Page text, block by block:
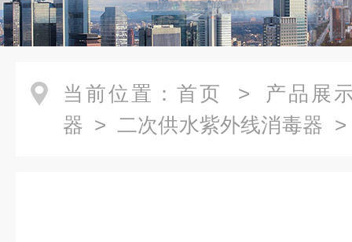
当前位置： 首页 > 产品展
器 > 二次供水紫外线消毒器 >